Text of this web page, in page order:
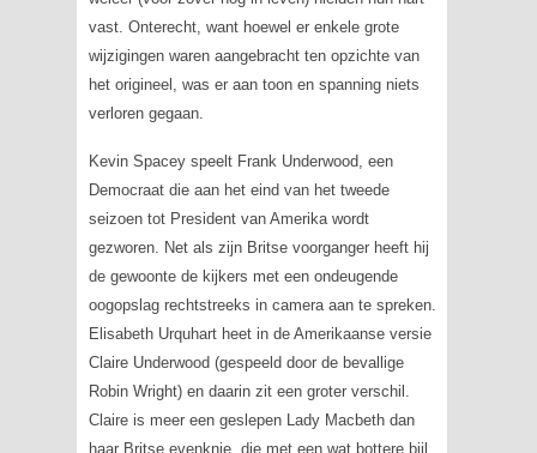
vast. Onterecht, want hoewel er enkele grote
wijzigingen waren aangebracht ten opzichte van
het origineel, was er aan toon en spanning niets
verloren gegaan.
Kevin Spacey speelt Frank Underwood, een
Democraat die aan het eind van het tweede
seizoen tot President van Amerika wordt
gezworen. Net als zijn Britse voorganger heeft hij
de gewoonte de kijkers met een ondeugende
oogopslag rechtstreeks in camera aan te spreken.
Elisabeth Urquhart heet in de Amerikaanse versie
Claire Underwood (gespeeld door de bevallige
Robin Wright) en daarin zit een groter verschil.
Claire is meer een geslepen Lady Macbeth dan
haar Britse evenknie, die met een wat bottere bijl